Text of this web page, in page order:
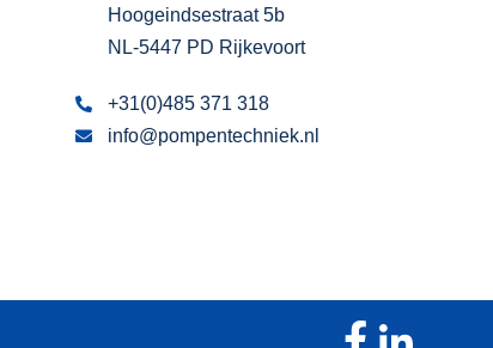
Hoogeindsestraat 5b
NL-5447 PD Rijkevoort
+31(0)485 371 318
info@pompentechniek.nl